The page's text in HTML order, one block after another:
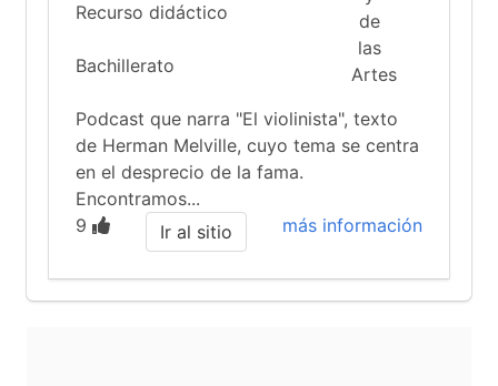
Recurso didáctico
Bachillerato
Podcast que narra "El violinista", texto
de Herman Melville, cuyo tema se centra
en el desprecio de la fama.
Encontramos...
9
más información
Ir al sitio